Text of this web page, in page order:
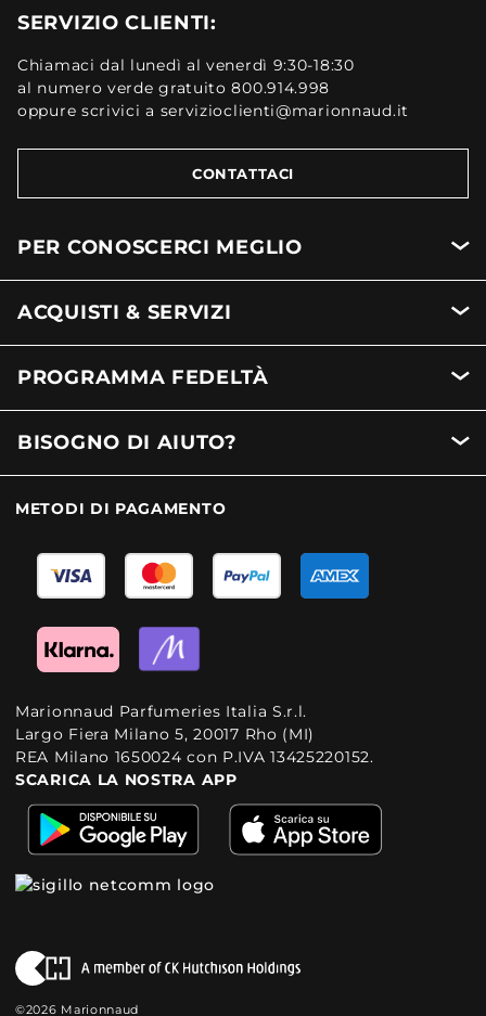
SERVIZIO CLIENTI:
Chiamaci dal lunedì al venerdì 9:30-18:30
al numero verde gratuito 800.914.998
oppure scrivici a servizioclienti@marionnaud.it
CONTATTACI
PER CONOSCERCI MEGLIO
ACQUISTI & SERVIZI
PROGRAMMA FEDELTÀ
BISOGNO DI AIUTO?
METODI DI PAGAMENTO
Marionnaud Parfumeries Italia S.r.l.
Largo Fiera Milano 5, 20017 Rho (MI)
REA Milano 1650024 con P.IVA 13425220152.
SCARICA LA NOSTRA APP
©2026 Marionnaud